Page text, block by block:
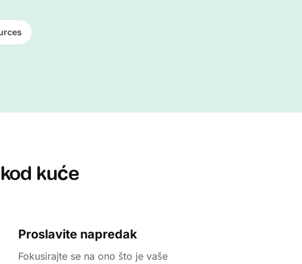
kuće
Proslavite napredak
Fokusirajte se na ono što je vaše